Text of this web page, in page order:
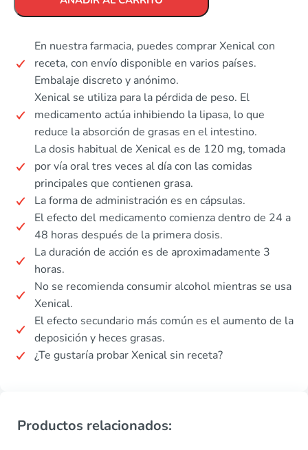
En nuestra farmacia, puedes comprar Xenical con
receta, con envío disponible en varios países.
Embalaje discreto y anónimo.
Xenical se utiliza para la pérdida de peso. El
medicamento actúa inhibiendo la lipasa, lo que
reduce la absorción de grasas en el intestino.
La dosis habitual de Xenical es de 120 mg, tomada
por vía oral tres veces al día con las comidas
principales que contienen grasa.
La forma de administración es en cápsulas.
El efecto del medicamento comienza dentro de 24 a
48 horas después de la primera dosis.
La duración de acción es de aproximadamente 3
horas.
No se recomienda consumir alcohol mientras se usa
Xenical.
El efecto secundario más común es el aumento de la
deposición y heces grasas.
¿Te gustaría probar Xenical sin receta?
Productos relacionados: